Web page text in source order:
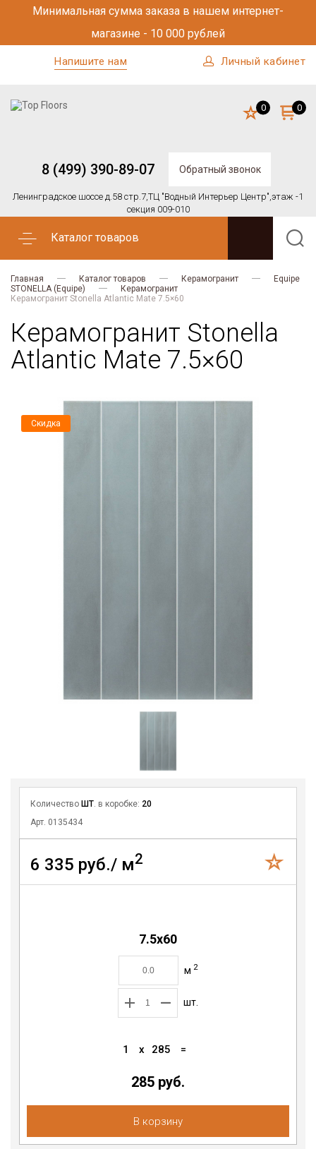
Минимальная сумма заказа в нашем интернет-
магазине - 10 000 рублей
Напишите нам Личный кабинет
8 (499) 390-89-07 Обратный звонок
Ленинградское шоссе д.58 стр.7,ТЦ "Водный Интерьер Центр",этаж -1
секция 009-010
0 0
Каталог товаров
Главная Каталог товаров Керамогранит
Equipe
STONELLA (Equipe)
Керамогранит
Керамогранит Stonella Atlantic Mate 7.5×60
Керамогранит Stonella
Atlantic Mate 7.5×60
Скидка
Количество ШТ . в коробке: 20
Арт. 0135434
6 335 руб./ м2
7.5x60
м 2
шт.
1 x 285 =
285 руб.
В корзину